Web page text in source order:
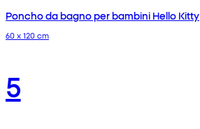
Poncho da bagno per bambini Hello Kitty
60 x 120 cm
5